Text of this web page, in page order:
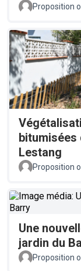
Proposition
bitumisées
Lestang
Proposition
Une
jardin du
Proposition